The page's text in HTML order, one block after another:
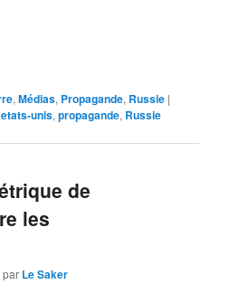
,Médias, Propagande, Russie |
etats-unis,propagande, Russie
de
les
par Le Saker